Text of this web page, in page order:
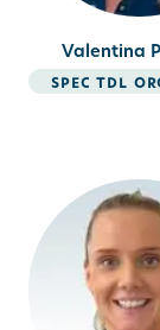
Valentina
spec tdl